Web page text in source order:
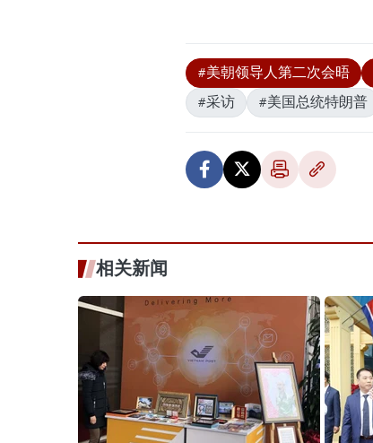
#美朝领导人第二次会晤
#采访
#美国总统特朗普
相关新闻